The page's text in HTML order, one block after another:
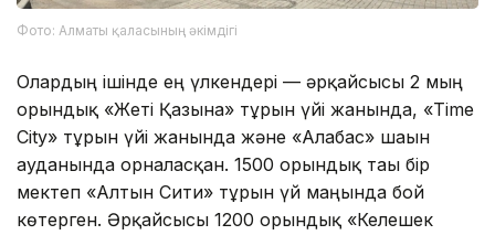
Фото: Алматы қаласының әкімдігі
Олардың ішінде ең үлкендері — әрқайсысы 2 мың
орындық «Жеті Қазына» тұрғын үйі жанында, «Time
City» тұрғын үйі жанында және «Алғабас» шағын
ауданында орналасқан. 1500 орындық тағы бір
мектеп «Алтын Сити» тұрғын үй маңында бой
көтерген. Әрқайсысы 1200 орындық «Келешек